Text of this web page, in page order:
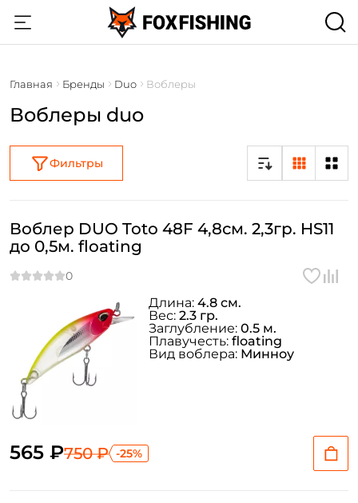
Главная Бренды Duo Воблеры
Воблеры duo
Фильтры
Воблер DUO Toto 48F 4,8см. 2,3гр. HS11
до 0,5м. floating
565 ₽750 ₽ -25%
Длина: 4.8 см.
Вес: 2.3 гр.
Заглубление: 0.5 м.
Плавучесть: floating
Вид воблера: Минноу